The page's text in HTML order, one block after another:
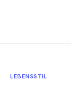
LEBENSSTIL